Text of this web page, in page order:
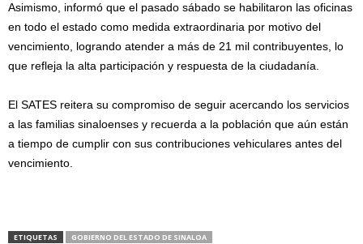
Asimismo, informó que el pasado sábado se habilitaron las oficinas
en todo el estado como medida extraordinaria por motivo del
vencimiento, logrando atender a más de 21 mil contribuyentes, lo
que refleja la alta participación y respuesta de la ciudadanía.
El SATES reitera su compromiso de seguir acercando los servicios
a las familias sinaloenses y recuerda a la población que aún están
a tiempo de cumplir con sus contribuciones vehiculares antes del
vencimiento.
ETIQUETAS
GOBIERNO DEL ESTADO DE SINALOA